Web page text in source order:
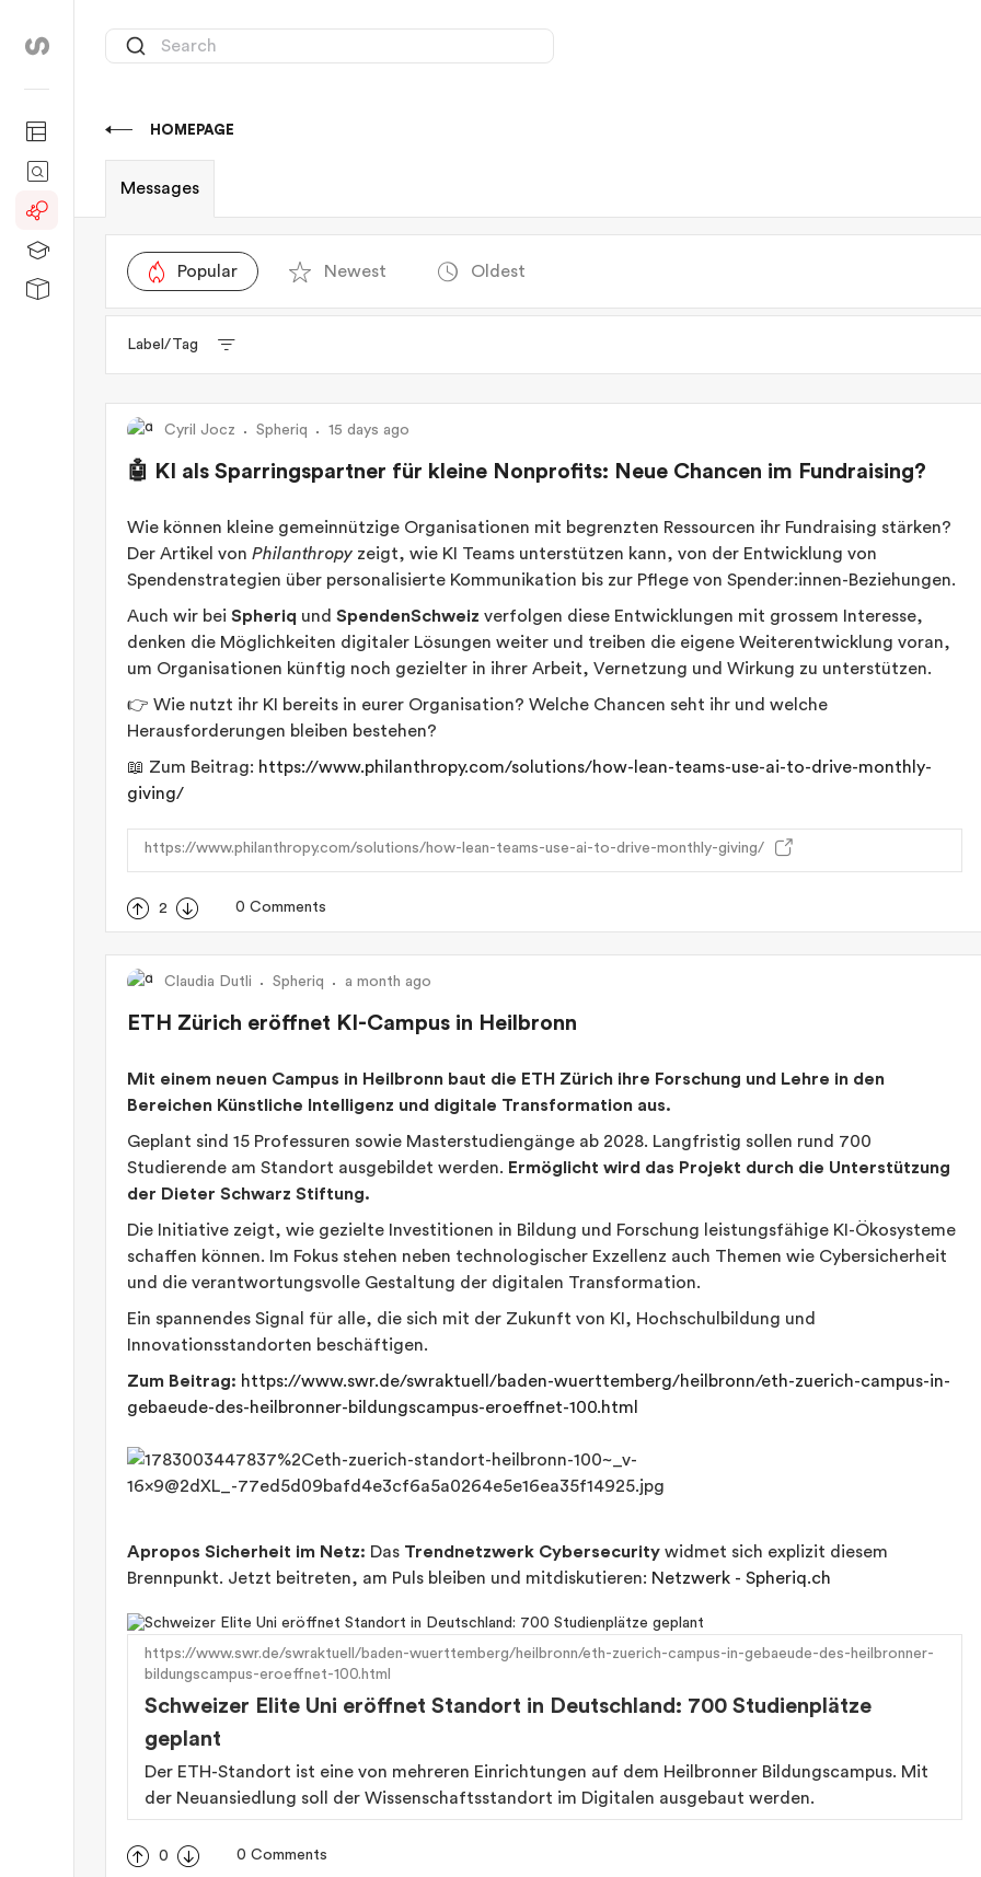
HOMEPAGE
Messages
Popular Newest Oldest
Label/Tag
Cyril Jocz Spheriq 15 days ago
🤖 KI als Sparringspartner für kleine Nonprofits: Neue Chancen im Fundraising?
Wie können kleine gemeinnützige Organisationen mit begrenzten Ressourcen ihr Fundraising stärken?
Der Artikel von Philanthropy zeigt, wie KI Teams unterstützen kann, von der Entwicklung von
Spendenstrategien über personalisierte Kommunikation bis zur Pflege von Spender:innen-Beziehungen.
Auch wir bei Spheriq und SpendenSchweiz verfolgen diese Entwicklungen mit grossem Interesse,
denken die Möglichkeiten digitaler Lösungen weiter und treiben die eigene Weiterentwicklung voran,
um Organisationen künftig noch gezielter in ihrer Arbeit, Vernetzung und Wirkung zu unterstützen.
👉 Wie nutzt ihr KI bereits in eurer Organisation? Welche Chancen seht ihr und welche
Herausforderungen bleiben bestehen?
📖 Zum Beitrag: https://www.philanthropy.com/solutions/how-lean-teams-use-ai-to-drive-monthly-
giving/
https://www.philanthropy.com/solutions/how-lean-teams-use-ai-to-drive-monthly-giving/
2 0 Comments
Claudia Dutli Spheriq a month ago
ETH Zürich eröffnet KI-Campus in Heilbronn
Mit einem neuen Campus in Heilbronn baut die ETH Zürich ihre Forschung und Lehre in den
Bereichen Künstliche Intelligenz und digitale Transformation aus.
Geplant sind 15 Professuren sowie Masterstudiengänge ab 2028. Langfristig sollen rund 700
Studierende am Standort ausgebildet werden. Ermöglicht wird das Projekt durch die Unterstützung
der Dieter Schwarz Stiftung.
Die Initiative zeigt, wie gezielte Investitionen in Bildung und Forschung leistungsfähige KI-Ökosysteme
schaffen können. Im Fokus stehen neben technologischer Exzellenz auch Themen wie Cybersicherheit
und die verantwortungsvolle Gestaltung der digitalen Transformation.
Ein spannendes Signal für alle, die sich mit der Zukunft von KI, Hochschulbildung und
Innovationsstandorten beschäftigen.
Zum Beitrag: https://www.swr.de/swraktuell/baden-wuerttemberg/heilbronn/eth-zuerich-campus-in-
gebaeude-des-heilbronner-bildungscampus-eroeffnet-100.html
Apropos Sicherheit im Netz: Das Trendnetzwerk Cybersecurity widmet sich explizit diesem
Brennpunkt. Jetzt beitreten, am Puls bleiben und mitdiskutieren: Netzwerk - Spheriq.ch
https://www.swr.de/swraktuell/baden-wuerttemberg/heilbronn/eth-zuerich-campus-in-gebaeude-des-heilbronner-
bildungscampus-eroeffnet-100.html
Schweizer Elite Uni eröffnet Standort in Deutschland: 700 Studienplätze
geplant
Der ETH-Standort ist eine von mehreren Einrichtungen auf dem Heilbronner Bildungscampus. Mit
der Neuansiedlung soll der Wissenschaftsstandort im Digitalen ausgebaut werden.
0 0 Comments